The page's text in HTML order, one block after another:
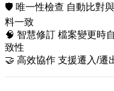
🛡️ 唯一性檢查 自動比對
料一致
🧠 智慧修訂 檔案變更時
致性
🤝 高效協作 支援遷入/遷